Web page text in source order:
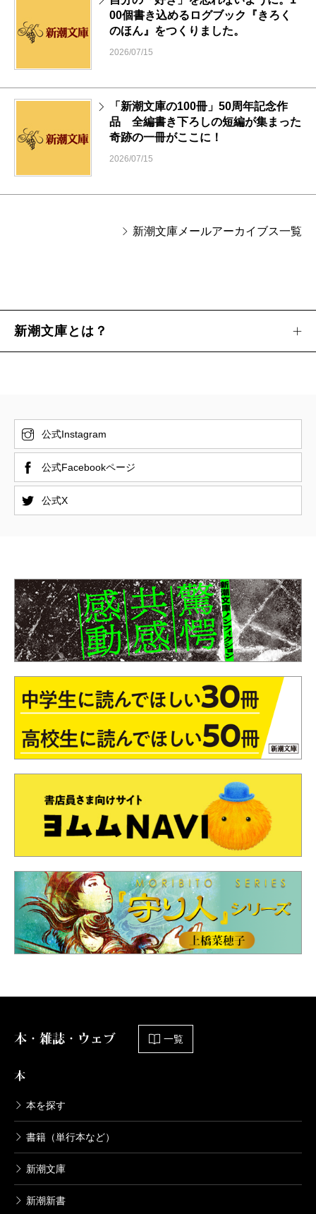
00個書き込めるログブック『きろく
のほん』をつくりました。
2026/07/15
「新潮文庫の100冊」50周年記念作
品 全編書き下ろしの短編が集まった
奇跡の一冊がここに！
2026/07/15
新潮文庫メールアーカイブス一覧
新潮文庫とは？
公式Instagram
公式Facebookページ
公式X
本・雑誌・ウェブ 一覧
本
本を探す
書籍（単行本など）
新潮文庫
新潮新書